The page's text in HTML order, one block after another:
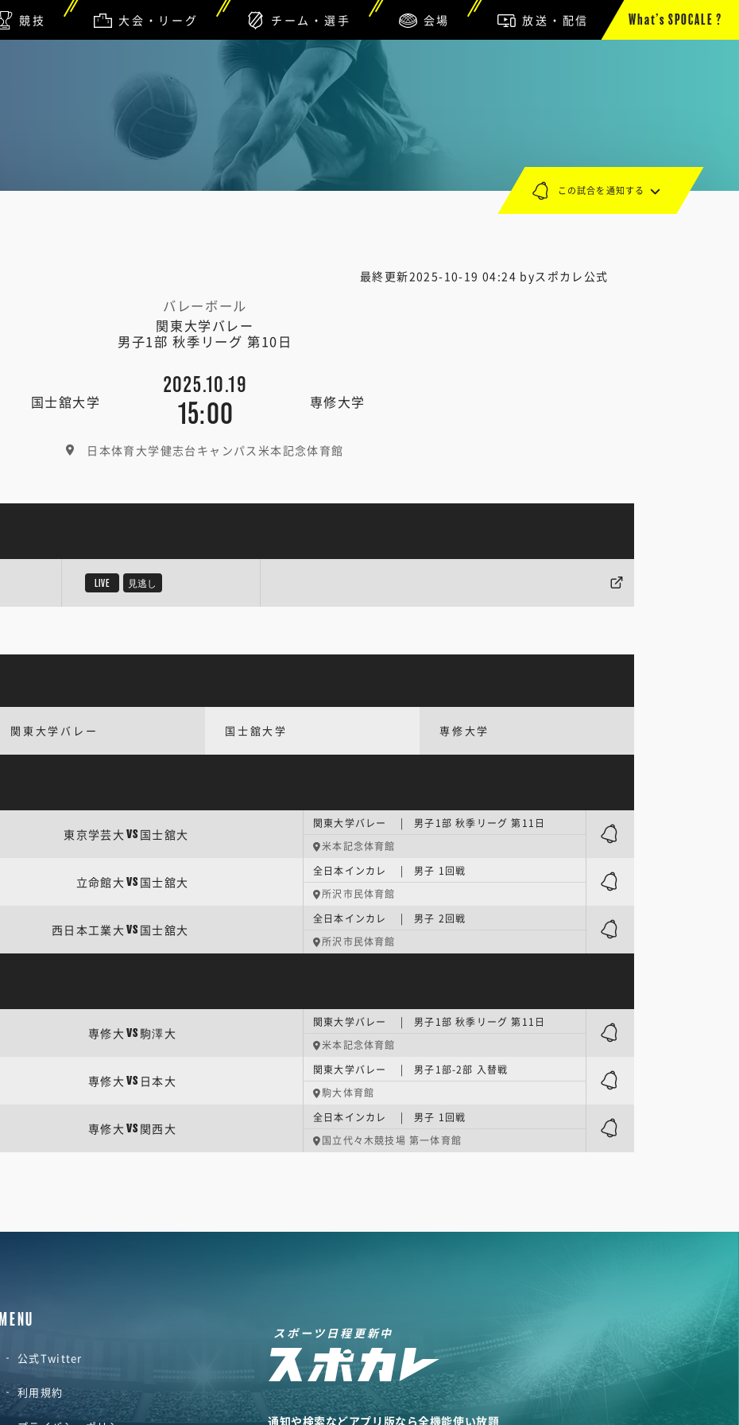
競技 大会・リーグ チーム・選手 会場 放送・配信 What’s SPOCALE ?
最終更新2025-10-19 04:24 byスポカレ公式
バレーボール
関東大学バレー
男子1部 秋季リーグ 第10日
国士舘大学
2025.10.19
15:00 専修大学
日本体育大学健志台キャンパス米本記念体育館
この試合を通知する
LIVE 見逃し
関東大学バレー 国士舘大学 専修大学
東京学芸大 VS 国士舘大
関東大学バレー | 男子1部 秋季リーグ 第11日
米本記念体育館
立命館大 VS 国士舘大
全日本インカレ | 男子 1回戦
所沢市民体育館
西日本工業大 VS 国士舘大
全日本インカレ | 男子 2回戦
所沢市民体育館
専修大 VS駒澤大
関東大学バレー | 男子1部 秋季リーグ 第11日
米本記念体育館
専修大 VS 日本大
関東大学バレー | 男子1部-2部 入替戦
駒大体育館
専修大 VS 関西大
全日本インカレ | 男子 1回戦
国立代々木競技場 第一体育館
MENU
公式Twitter
利用規約
スポーツ日程更新中
通知や検索などアプリ版なら全機能使い放題